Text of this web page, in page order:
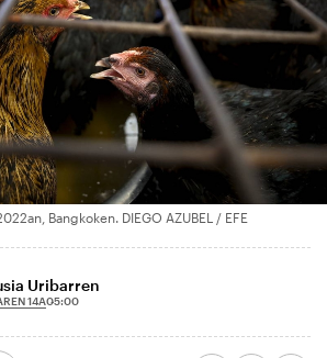
Bangkoken. DIEGO AZUBEL / EFE
Uribarren
14A05:00